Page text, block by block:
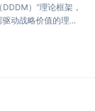
）”理论框架，
动战略价值的理
持续的增长。 谁适